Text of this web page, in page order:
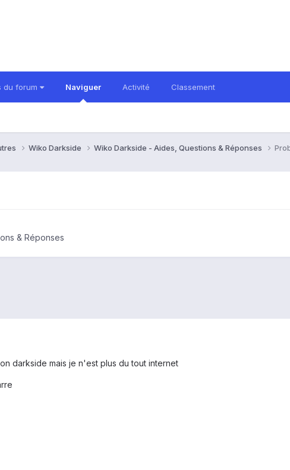
du forum Naviguer Activité Classement
Wiko Darkside Wiko Darkside - Aides, Questions & Réponses
& Réponses
darkside mais je n'est plus du tout internet